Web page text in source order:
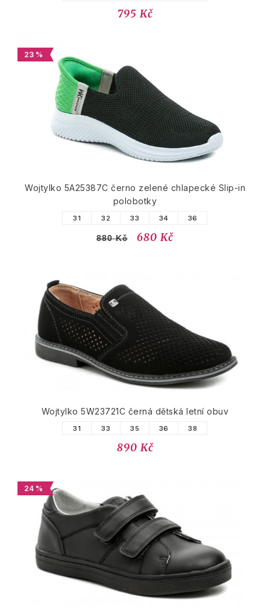
795 Kč
23 %
Wojtylko 5A25387C černo zelené chlapecké Slip-in
polobotky
31 32 33 34 36
880 Kč 680 Kč
Wojtylko 5W23721C černá dětská letní obuv
31 33 35 36 38
890 Kč
24 %